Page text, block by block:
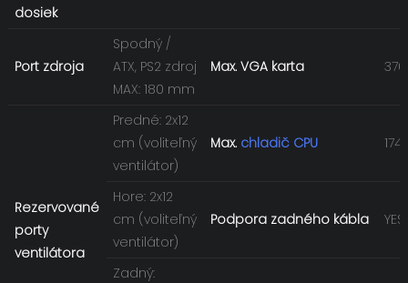
dosiek
Port zdroja
Spodný /
ATX, PS2 zdroj
MAX: 180 mm
Max. VGA karta
Rezervované
porty
ventilátora
Predné: 2x12
cm (voliteľný
ventilátor)
Max. chladič CPU
Hore: 2x12
cm (voliteľný
ventilátor)
Podpora zadného kábla YES
Zadný: